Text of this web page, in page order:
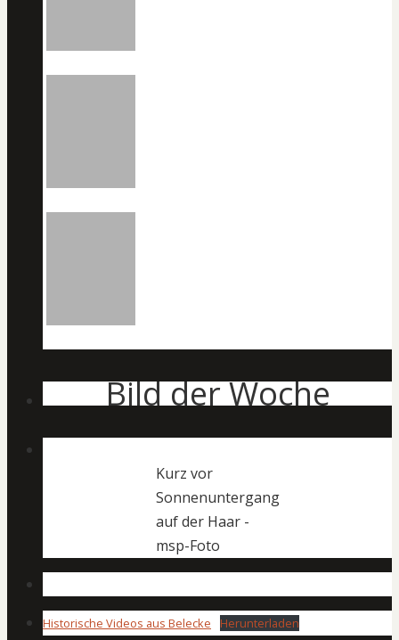
Bild der Woche
Kurz vor
Sonnenuntergang
auf der Haar -
msp-Foto
Historische Videos aus Belecke Herunterladen